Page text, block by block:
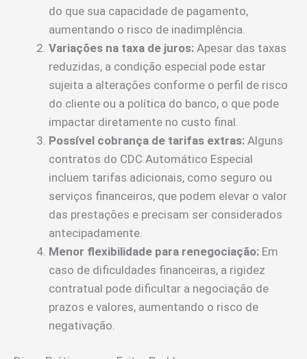
do que sua capacidade de pagamento,
aumentando o risco de inadimplência.
Variações na taxa de juros: Apesar das taxas
reduzidas, a condição especial pode estar
sujeita a alterações conforme o perfil de risco
do cliente ou a política do banco, o que pode
impactar diretamente no custo final.
Possível cobrança de tarifas extras: Alguns
contratos do CDC Automático Especial
incluem tarifas adicionais, como seguro ou
serviços financeiros, que podem elevar o valor
das prestações e precisam ser considerados
antecipadamente.
Menor flexibilidade para renegociação: Em
caso de dificuldades financeiras, a rigidez
contratual pode dificultar a negociação de
prazos e valores, aumentando o risco de
negativação.